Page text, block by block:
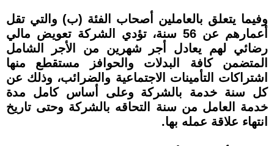
وفيما يتعلق بالعاملين أصحاب الفئة (ب) والتي تقل
أعمارهم عن 56 سنة، تؤدي الشركة تعويض مالي
رضائي لهم يعادل أجر شهرين من الأجر الشامل
المتضمن كافة البدلات والحوافز مستقطع منها
اشتراكات التأمينات الاجتماعية والضرائب، وذلك عن
كل سنة خدمة بالشركة وعلى أساس كامل مدة
خدمة العامل من سنة التحاقه بالشركة وحتى تاريخ
انتهاء علاقة عمله بها.